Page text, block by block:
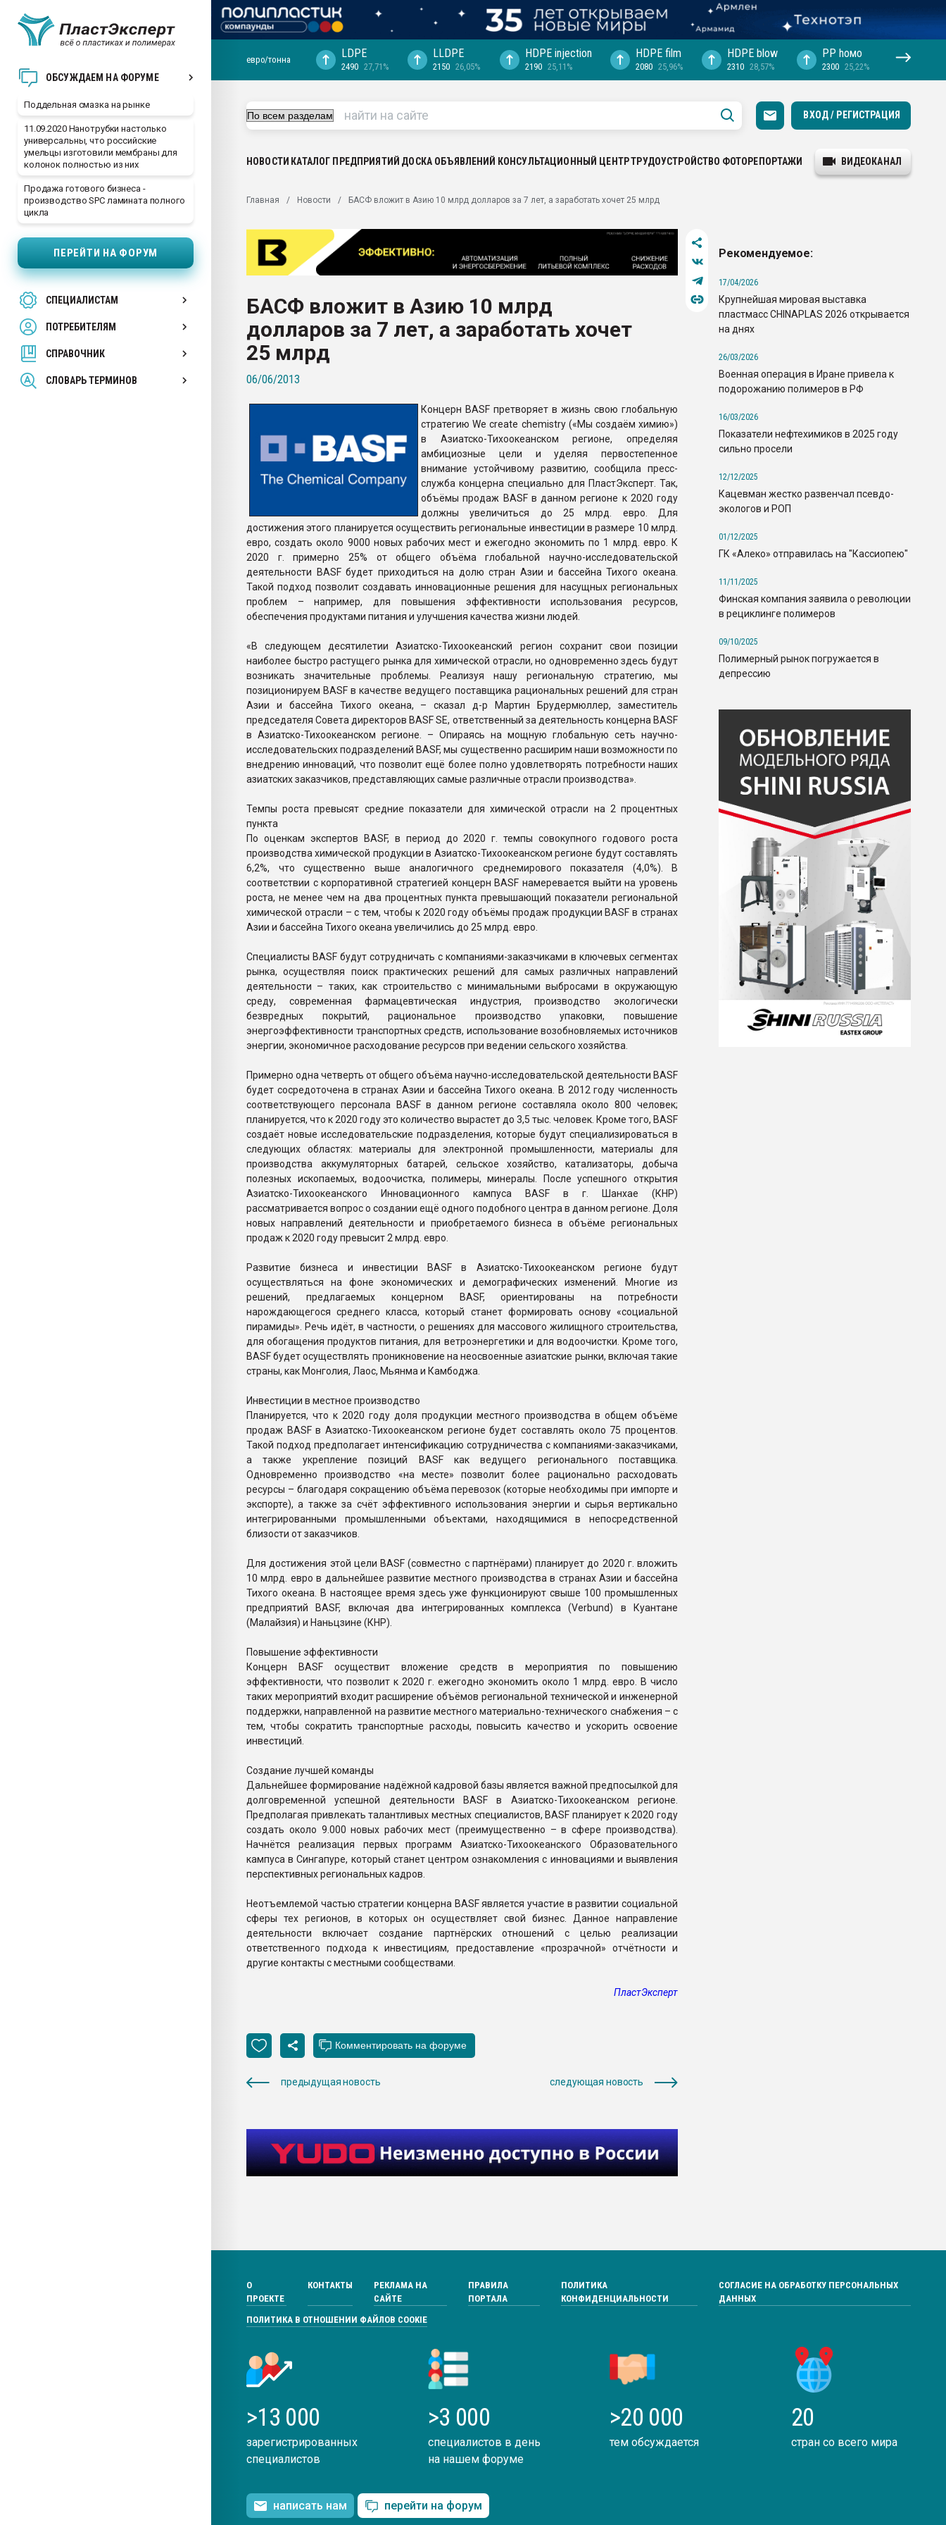
ОБСУЖДАЕМ НА ФОРУМЕ
Поддельная смазка на рынке
11.09.2020 Нанотрубки настолько
универсальны, что российские
умельцы изготовили мембраны для
колонок полностью из них
Продажа готового бизнеса -
производство SPC ламината полного
цикла
ПЕРЕЙТИ НА ФОРУМ
СПЕЦИАЛИСТАМ
ПОТРЕБИТЕЛЯМ
СПРАВОЧНИК
СЛОВАРЬ ТЕРМИНОВ
ближайшее подмосковье, с.-в.
Подмосковье, Москва
первый план в переработке
28.07.2026 "Технониколь" довольна
Всё, что касается выдува ПЭТ
Материал поверхности пуансона для
Продам отходы Композиция
поликарбоната и АБС-пластика
Armaloy PC/ABS-1IM черный цвет
ПЕРЕЙТИ НА ФОРУМ
евро/тонна LDPE
2490 27,71%
LLDPE
2150 26,05%
HDPE injection
2190 25,11%
HDPE film
2080 25,96%
HDPE blow
2310 28,57%
PP hомо
2300 25,22%
ВХОД / РЕГИСТРАЦИЯ
НОВОСТИ КАТАЛОГ ПРЕДПРИЯТИЙ ДОСКА ОБЪЯВЛЕНИЙ КОНСУЛЬТАЦИОННЫЙ ЦЕНТРТРУДОУСТРОЙСТВО ФОТОРЕПОРТАЖИ ВИДЕОКАНАЛ
Главная Новости БАСФ вложит в Азию 10 млрд долларов за 7 лет, а заработать хочет 25 млрд
БАСФ вложит в Азию 10 млрд
долларов за 7 лет, а заработать хочет
25 млрд
06/06/2013
Концерн BASF претворяет в жизнь свою глобальную
стратегию We create chemistry («Мы создаём химию»)
в Азиатско-Тихоокеанском регионе, определяя
амбициозные цели и уделяя первостепенное
внимание устойчивому развитию, сообщила пресс-
служба концерна специально для ПластЭксперт. Так,
объёмы продаж BASF в данном регионе к 2020 году
должны увеличиться до 25 млрд. евро. Для
достижения этого планируется осуществить региональные инвестиции в размере 10 млрд.
евро, создать около 9000 новых рабочих мест и ежегодно экономить по 1 млрд. евро. К
2020 г. примерно 25% от общего объёма глобальной научно-исследовательской
деятельности BASF будет приходиться на долю стран Азии и бассейна Тихого океана.
Такой подход позволит создавать инновационные решения для насущных региональных
проблем – например, для повышения эффективности использования ресурсов,
обеспечения продуктами питания и улучшения качества жизни людей.
«В следующем десятилетии Азиатско-Тихоокеанский регион сохранит свои позиции
наиболее быстро растущего рынка для химической отрасли, но одновременно здесь будут
возникать значительные проблемы. Реализуя нашу региональную стратегию, мы
позиционируем BASF в качестве ведущего поставщика рациональных решений для стран
Азии и бассейна Тихого океана, – сказал д-р Мартин Брудермюллер, заместитель
председателя Совета директоров BASF SE, ответственный за деятельность концерна BASF
в Азиатско-Тихоокеанском регионе. – Опираясь на мощную глобальную сеть научно-
исследовательских подразделений BASF, мы существенно расширим наши возможности по
внедрению инноваций, что позволит ещё более полно удовлетворять потребности наших
азиатских заказчиков, представляющих самые различные отрасли производства».
Темпы роста превысят средние показатели для химической отрасли на 2 процентных
пункта
По оценкам экспертов BASF, в период до 2020 г. темпы совокупного годового роста
производства химической продукции в Азиатско-Тихоокеанском регионе будут составлять
6,2%, что существенно выше аналогичного среднемирового показателя (4,0%). В
соответствии с корпоративной стратегией концерн BASF намеревается выйти на уровень
роста, не менее чем на два процентных пункта превышающий показатели региональной
химической отрасли – с тем, чтобы к 2020 году объёмы продаж продукции BASF в странах
Азии и бассейна Тихого океана увеличились до 25 млрд. евро.
Специалисты BASF будут сотрудничать с компаниями-заказчиками в ключевых сегментах
рынка, осуществляя поиск практических решений для самых различных направлений
деятельности – таких, как строительство с минимальными выбросами в окружающую
среду, современная фармацевтическая индустрия, производство экологически
безвредных покрытий, рациональное производство упаковки, повышение
энергоэффективности транспортных средств, использование возобновляемых источников
энергии, экономичное расходование ресурсов при ведении сельского хозяйства.
Примерно одна четверть от общего объёма научно-исследовательской деятельности BASF
будет сосредоточена в странах Азии и бассейна Тихого океана. В 2012 году численность
соответствующего персонала BASF в данном регионе составляла около 800 человек;
планируется, что к 2020 году это количество вырастет до 3,5 тыс. человек. Кроме того, BASF
создаёт новые исследовательские подразделения, которые будут специализироваться в
следующих областях: материалы для электронной промышленности, материалы для
производства аккумуляторных батарей, сельское хозяйство, катализаторы, добыча
полезных ископаемых, водоочистка, полимеры, минералы. После успешного открытия
Азиатско-Тихоокеанского Инновационного кампуса BASF в г. Шанхае (КНР)
рассматривается вопрос о создании ещё одного подобного центра в данном регионе. Доля
новых направлений деятельности и приобретаемого бизнеса в объёме региональных
продаж к 2020 году превысит 2 млрд. евро.
Развитие бизнеса и инвестиции BASF в Азиатско-Тихоокеанском регионе будут
осуществляться на фоне экономических и демографических изменений. Многие из
решений, предлагаемых концерном BASF, ориентированы на потребности
нарождающегося среднего класса, который станет формировать основу «социальной
пирамиды». Речь идёт, в частности, о решениях для массового жилищного строительства,
для обогащения продуктов питания, для ветроэнергетики и для водоочистки. Кроме того,
BASF будет осуществлять проникновение на неосвоенные азиатские рынки, включая такие
страны, как Монголия, Лаос, Мьянма и Камбоджа.
Инвестиции в местное производство
Планируется, что к 2020 году доля продукции местного производства в общем объёме
продаж BASF в Азиатско-Тихоокеанском регионе будет составлять около 75 процентов.
Такой подход предполагает интенсификацию сотрудничества с компаниями-заказчиками,
а также укрепление позиций BASF как ведущего регионального поставщика.
Одновременно производство «на месте» позволит более рационально расходовать
ресурсы – благодаря сокращению объёма перевозок (которые необходимы при импорте и
экспорте), а также за счёт эффективного использования энергии и сырья вертикально
интегрированными промышленными объектами, находящимися в непосредственной
близости от заказчиков.
Для достижения этой цели BASF (совместно с партнёрами) планирует до 2020 г. вложить
10 млрд. евро в дальнейшее развитие местного производства в странах Азии и бассейна
Тихого океана. В настоящее время здесь уже функционируют свыше 100 промышленных
предприятий BASF, включая два интегрированных комплекса (Verbund) в Куантане
(Малайзия) и Наньцзине (КНР).
Повышение эффективности
Концерн BASF осуществит вложение средств в мероприятия по повышению
эффективности, что позволит к 2020 г. ежегодно экономить около 1 млрд. евро. В число
таких мероприятий входит расширение объёмов региональной технической и инженерной
поддержки, направленной на развитие местного материально-технического снабжения – с
тем, чтобы сократить транспортные расходы, повысить качество и ускорить освоение
инвестиций.
Создание лучшей команды
Дальнейшее формирование надёжной кадровой базы является важной предпосылкой для
долговременной успешной деятельности BASF в Азиатско-Тихоокеанском регионе.
Предполагая привлекать талантливых местных специалистов, BASF планирует к 2020 году
создать около 9.000 новых рабочих мест (преимущественно – в сфере производства).
Начнётся реализация первых программ Азиатско-Тихоокеанского Образовательного
кампуса в Сингапуре, который станет центром ознакомления с инновациями и выявления
перспективных региональных кадров.
Неотъемлемой частью стратегии концерна BASF является участие в развитии социальной
сферы тех регионов, в которых он осуществляет свой бизнес. Данное направление
деятельности включает создание партнёрских отношений с целью реализации
ответственного подхода к инвестициям, предоставление «прозрачной» отчётности и
другие контакты с местными сообществами.
ПластЭксперт
предыдущая новость следующая новость
Рекомендуемое:
17/04/2026
Крупнейшая мировая выставка
пластмасс CHINAPLAS 2026 открывается
на днях
26/03/2026
Военная операция в Иране привела к
подорожанию полимеров в РФ
16/03/2026
Показатели нефтехимиков в 2025 году
сильно просели
12/12/2025
Кацевман жестко развенчал псевдо-
экологов и РОП
01/12/2025
ГК «Алеко» отправилась на "Кассиопею"
11/11/2025
Финская компания заявила о революции
в рециклинге полимеров
09/10/2025
Полимерный рынок погружается в
депрессию
О
ПРОЕКТЕ
КОНТАКТЫ
РЕКЛАМА НА
САЙТЕ
ПРАВИЛА
ПОРТАЛА
ПОЛИТИКА
КОНФИДЕНЦИАЛЬНОСТИ
СОГЛАСИЕ НА ОБРАБОТКУ ПЕРСОНАЛЬНЫХ
ДАННЫХ
ПОЛИТИКА В ОТНОШЕНИИ ФАЙЛОВ COOKIE
>13 000
зарегистрированных
специалистов
>3 000
специалистов в день
на нашем форуме
>20 000
тем обсуждается
20
стран со всего мира
написать нам перейти на форум